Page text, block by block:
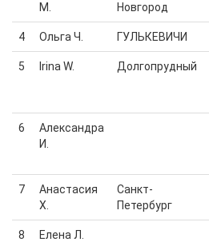
М.
Новгород
4 Ольга Ч. ГУЛЬКЕВИЧИ
5 Irina W. Долгопрудный
6
Александра
И.
7
Анастасия
Х.
Санкт-
Петербург
8 Елена Л.